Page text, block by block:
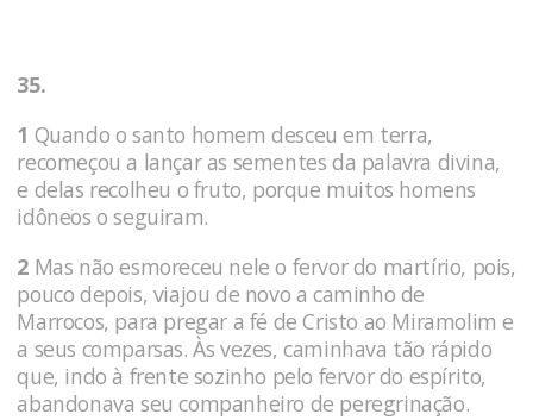
35.
1 Quando o santo homem desceu em terra,
recomeçou a lançar as sementes da palavra divina,
e delas recolheu o fruto, porque muitos homens
idôneos o seguiram.
2 Mas não esmoreceu nele o fervor do martírio, pois,
pouco depois, viajou de novo a caminho de
Marrocos, para pregar a fé de Cristo ao Miramolim e
a seus comparsas. Às vezes, caminhava tão rápido
que, indo à frente sozinho pelo fervor do espírito,
abandonava seu companheiro de peregrinação.